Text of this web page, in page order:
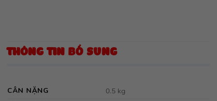
THÔNG TIN BỔ SUNG
CÂN NẶNG
0.5 kg